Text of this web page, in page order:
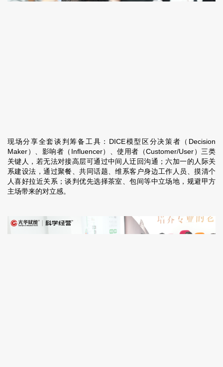
现场分享全套谈判筹备工具： DICE模型 区分决策者（Decision
Maker）、影响者（Influencer）、使用者（Customer/User）三类
关键人，若无法对接高层可通过中间人迂回沟通；六加一的人际关
系建设法，通过聚餐、共同话题、维系客户身边工作人员、摸清个
人喜好拉近关系；谈判优先选择茶室、包间等中立场地，规避甲方
主场带来的对立感。